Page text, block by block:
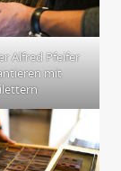
Alfred Pfeifer
mit